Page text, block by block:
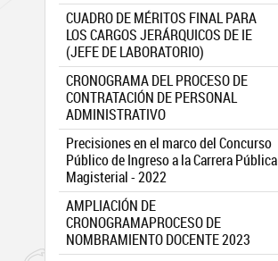
CUADRO DE MÉRITOS FINAL PARA
LOS CARGOS JERÁRQUICOS DE IE
(JEFE DE LABORATORIO)
CRONOGRAMA DEL PROCESO DE
CONTRATACIÓN DE PERSONAL
ADMINISTRATIVO
Precisiones en el marco del Concurso
Público de Ingreso a la Carrera Pública
Magisterial - 2022
AMPLIACIÓN DE
CRONOGRAMAPROCESO DE
NOMBRAMIENTO DOCENTE 2023